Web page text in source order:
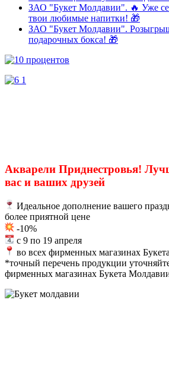
ЗАО "Букет Молдавии". 🔥 Уже
твои любимые напитки! 🎁
ЗАО "Букет Молдавии".
подарочных бокса! 🎁
Акварели Приднестровья!
вас и ваших друзей
Идеальное дополнение вашего
более приятной цeнe
-10%
с 9 по 19 апреля
во всех фирменных магазинах
*точный перечень продукции
фирменных магазинах Букета